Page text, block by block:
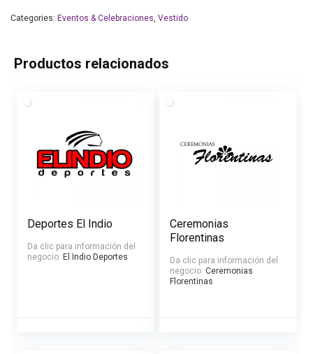
Categories: Eventos & Celebraciones, Vestido
Productos relacionados
Deportes El Indio
Da clic para información del
negocio: El Indio Deportes
Ceremonias
Florentinas
Da clic para información del
negocio: Ceremonias
Florentinas